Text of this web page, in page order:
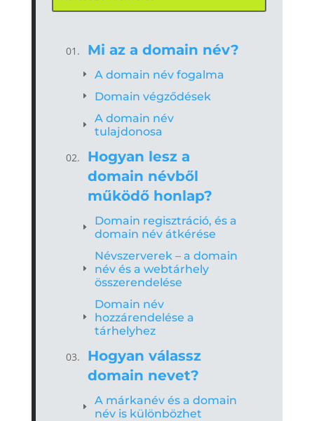
Mi az a domain név?
A domain név fogalma
Domain végződések
A domain név
tulajdonosa
Hogyan lesz a
domain névből
működő honlap?
Domain regisztráció, és a
domain név átkérése
Névszerverek – a domain
név és a webtárhely
összerendelése
Domain név
hozzárendelése a
tárhelyhez
Hogyan válassz
domain nevet?
A márkanév és a domain
név is különbözhet